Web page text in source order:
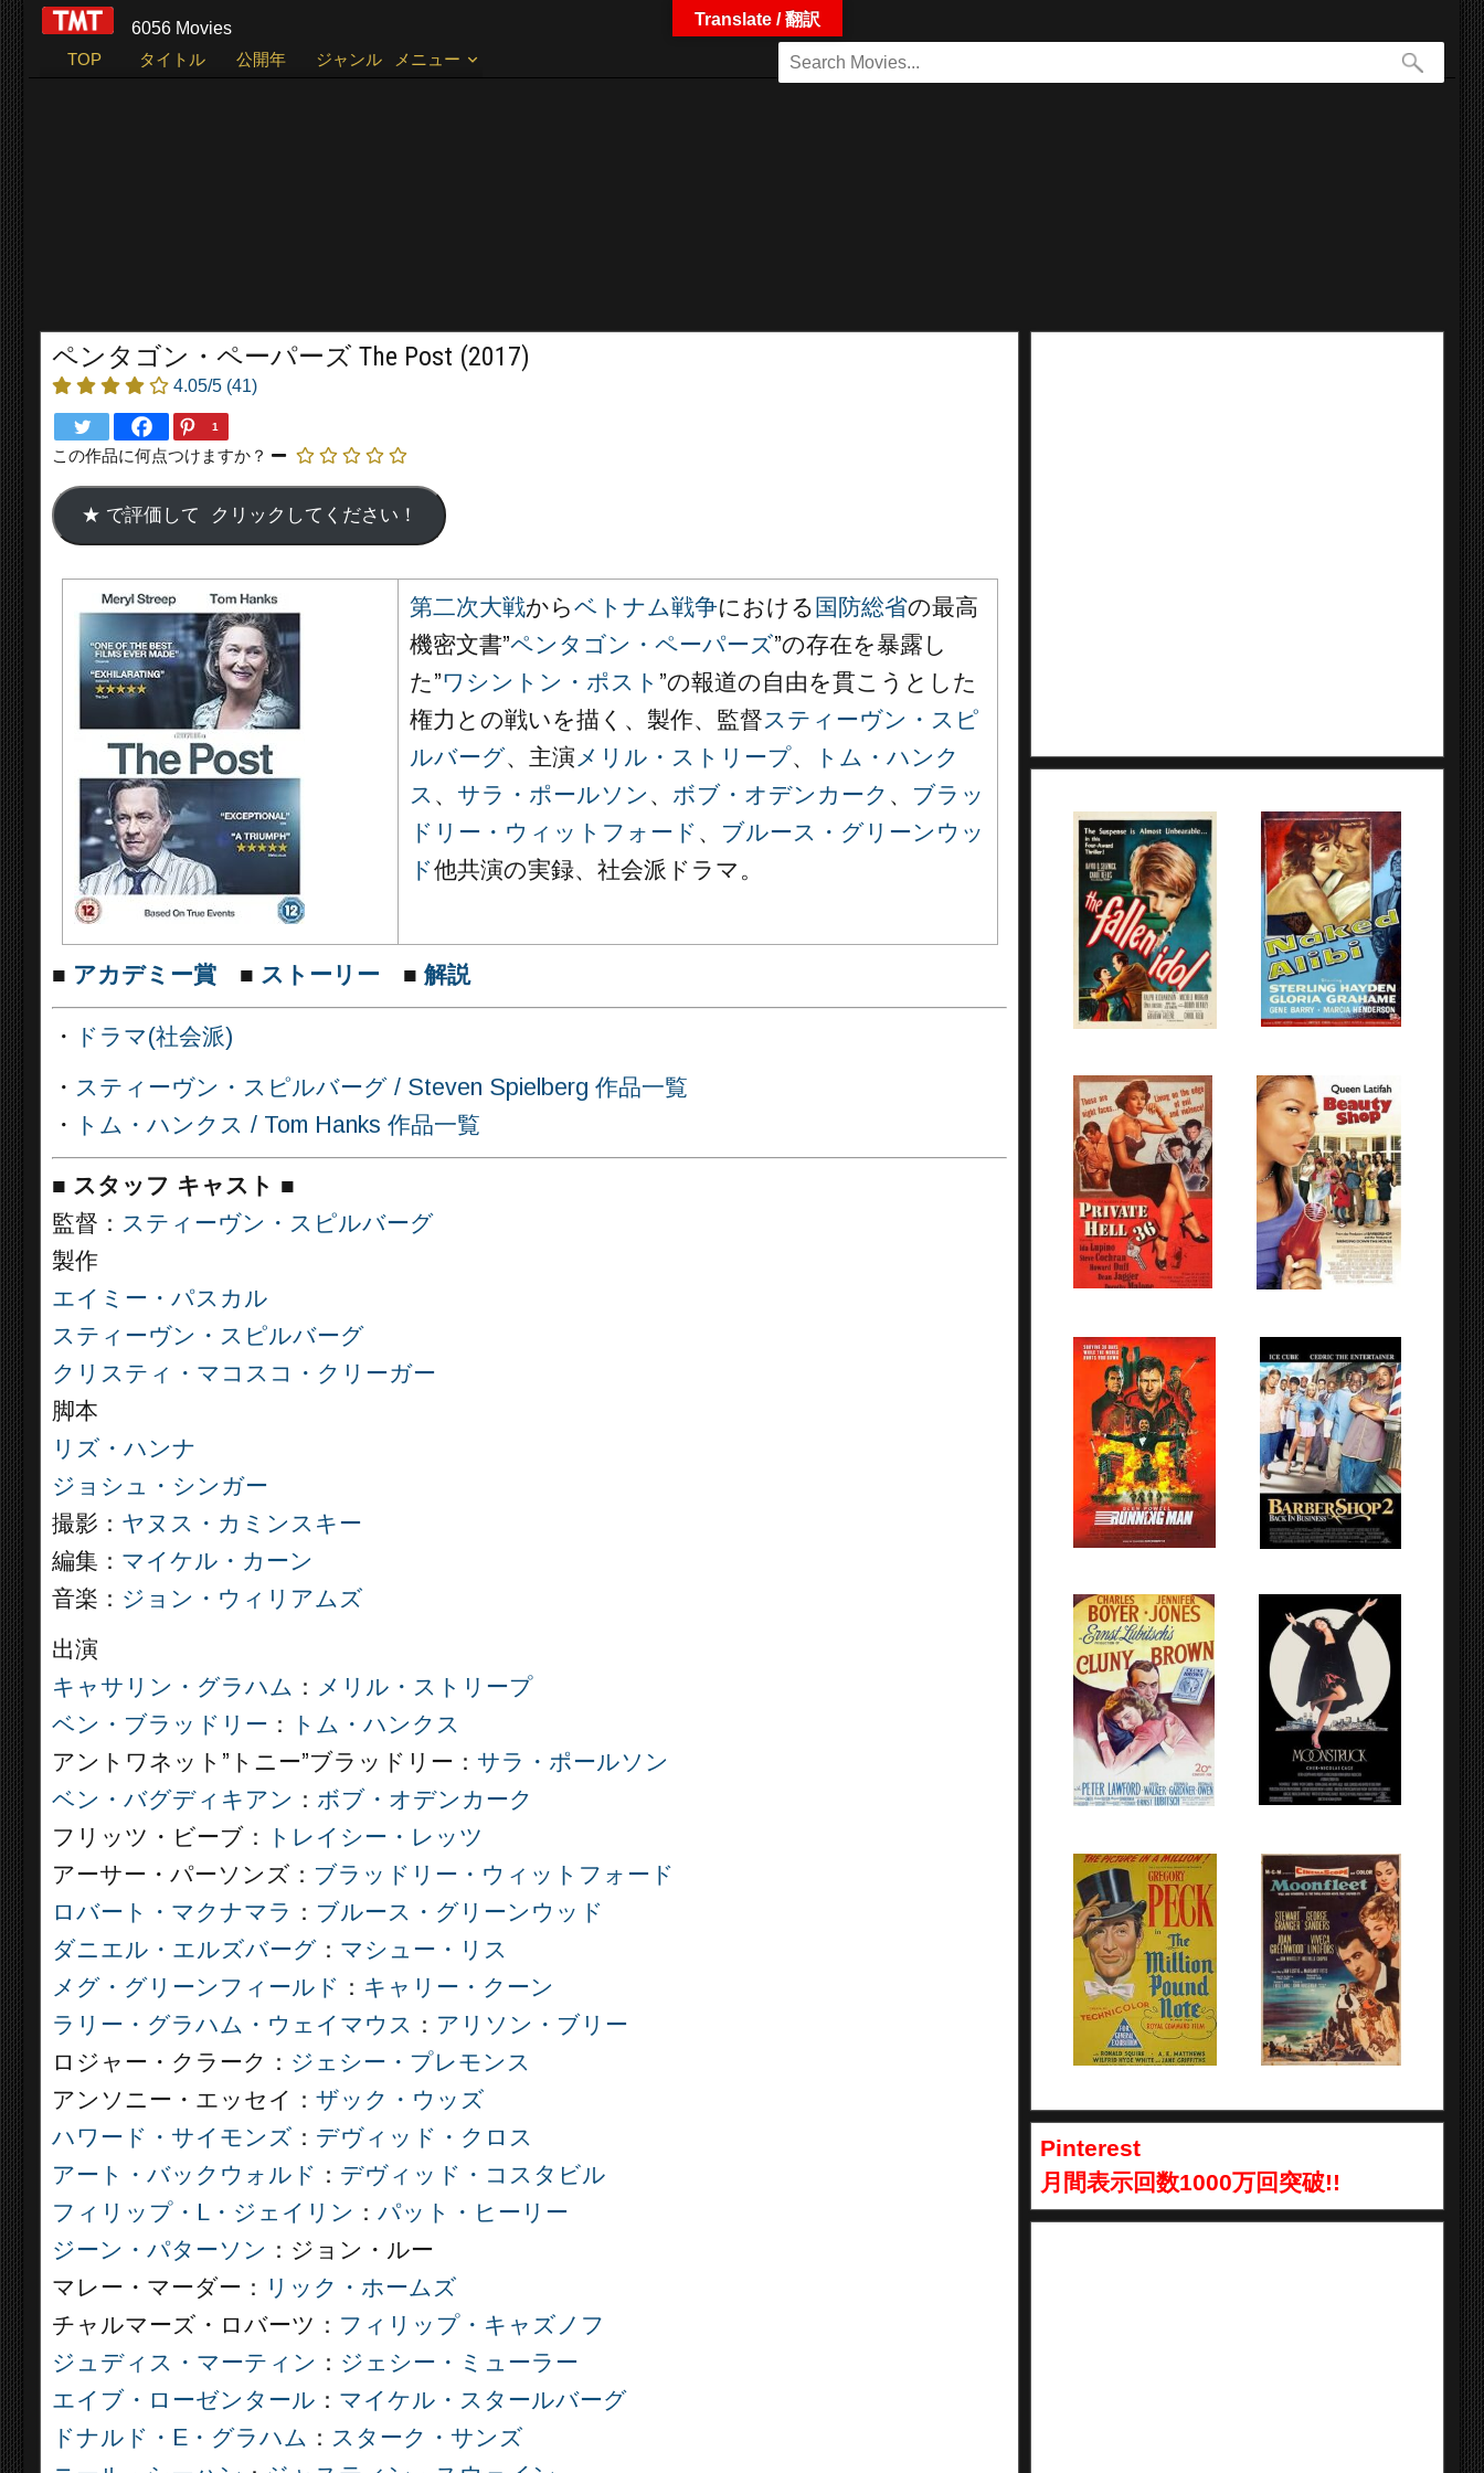
6056 Movies
TOP
タイトル 公開年 ジャンル メニュー
ペンタゴン・ペーパーズ The Post (2017)
4.05/5 (41)
1
この作品に何点つけますか？
第二次大戦からベトナム戦争における 国防総省の最高
機密文書”ペンタゴン・ペーパーズ”の存在を暴露し
た”ワシントン・ポスト ”の報道の自由を貫こうとした
権力との戦いを描く、製作、監督スティーヴン・スピ
ルバーグ、主演メリル・ストリープ、
トム・ハンク
ス 、 サラ・ポールソン 、 ボブ・オデンカーク 、 ブラッ
ドリー・ウィットフォード 、 ブルース・グリーンウッ
ド他共演の実録、社会派ドラマ。
■ アカデミー賞 ■ ストーリー ■ 解説
・
ドラマ(社会派)
・ スティーヴン・スピルバーグ / Steven Spielberg 作品一覧
・
トム・ハンクス / Tom Hanks 作品一覧
■ スタッフ キャスト ■
監督： スティーヴン・スピルバーグ
製作
エイミー・パスカル
スティーヴン・スピルバーグ
クリスティ・マコスコ・クリーガー
脚本
リズ・ハンナ
ジョシュ・シンガー
撮影： ヤヌス・カミンスキー
編集： マイケル・カーン
音楽： ジョン・ウィリアムズ
出演
キャサリン・グラハム ： メリル・ストリープ
ベン・ブラッドリー ：
トム・ハンクス
アントワネット”トニー”ブラッドリー： サラ・ポールソン
ベン・バグディキアン ： ボブ・オデンカーク
フリッツ・ビーブ：
トレイシー・レッツ
アーサー・パーソンズ： ブラッドリー・ウィットフォード
ロバート・マクナマラ ： ブルース・グリーンウッド
ダニエル・エルズバーグ ： マシュー・リス
メグ・グリーンフィールド ： キャリー・クーン
ラリー・グラハム・ウェイマウス ： アリソン・ブリー
ロジャー・クラーク： ジェシー・プレモンス
アンソニー・エッセイ： ザック・ウッズ
ハワード・サイモンズ ： デヴィッド・クロス
アート・バックウォルド ： デヴィッド・コスタビル
フィリップ・L・ジェイリン ： パット・ヒーリー
ジーン・パターソン ：ジョン・ルー
マレー・マーダー： リック・ホームズ
チャルマーズ・ロバーツ： フィリップ・キャズノフ
ジュディス・マーティン ： ジェシー・ミューラー
エイブ・ローゼンタール ： マイケル・スタールバーグ
ドナルド・E・グラハム ： スターク・サンズ
Pinterest
月間表示回数1000万回突破!!
Translate / 翻訳